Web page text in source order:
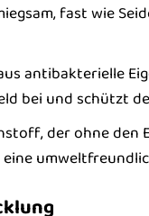
fast wie
antibakterielle
bei und schützt
der ohne